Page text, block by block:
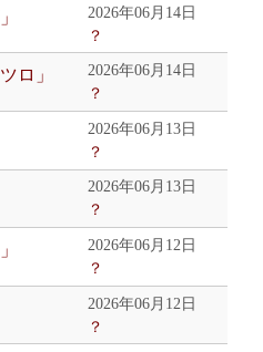
2026年06月14日
？
ロ」
2026年06月14日
？
2026年06月13日
？
2026年06月13日
？
2026年06月12日
？
2026年06月12日
？